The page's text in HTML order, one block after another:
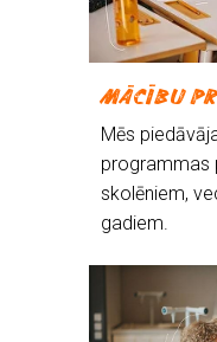
MĀCĪBU
Mēs
programmas
skolēniem,
gadiem.